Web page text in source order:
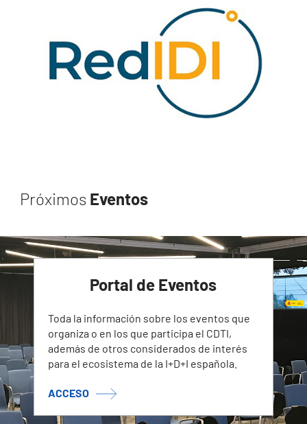
Próximos Eventos
Portal de Eventos
Toda la información sobre los eventos que
organiza o en los que participa el CDTI,
además de otros considerados de interés
para el ecosistema de la I+D+I española.
ACCESO